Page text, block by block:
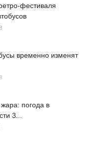
фестиваля
временно изменят
погода в
3...